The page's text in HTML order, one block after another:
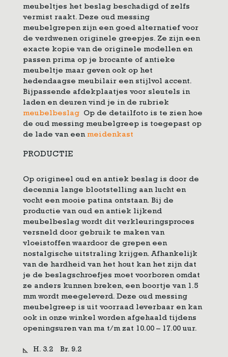
meubeltjes het beslag beschadigd of zelfs
vermist raakt. Deze oud messing
meubelgrepen zijn een goed alternatief voor
de verdwenen originele greepjes. Ze zijn een
exacte kopie van de originele modellen en
passen prima op je brocante of antieke
meubeltje maar geven ook op het
hedendaagse meubilair een stijlvol accent.
Bijpassende afdekplaatjes voor sleutels in
laden en deuren vind je in de rubriek
meubelbeslag Op de detailfoto is te zien hoe
de oud messing meubelgreep is toegepast op
de lade van een meidenkast
PRODUCTIE
Op origineel oud en antiek beslag is door de
decennia lange blootstelling aan lucht en
vocht een mooie patina ontstaan. Bij de
productie van oud en antiek lijkend
meubelbeslag wordt dit verkleuringsproces
versneld door gebruik te maken van
vloeistoffen waardoor de grepen een
nostalgische uitstraling krijgen. Afhankelijk
van de hardheid van het hout kan het zijn dat
je de beslagschroefjes moet voorboren omdat
ze anders kunnen breken, een boortje van 1.5
mm wordt meegeleverd. Deze oud messing
meubelgreep is uit voorraad leverbaar en kan
ook in onze winkel worden afgehaald tijdens
openingsuren van ma t/m zat 10.00 – 17.00 uur.
H. 3.2 Br. 9.2